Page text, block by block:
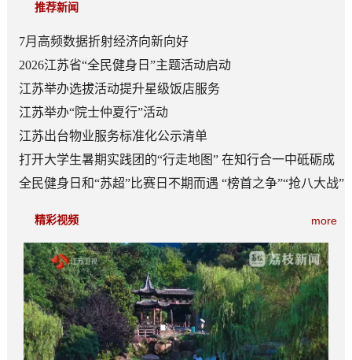
推荐新闻
7月高频数据折射经济向新向好
2026江苏省“全民健身日”主题活动启动
江苏举办选拔活动提升星级饭店服务
江苏举办“院士仲夏行”活动
江苏出台物业服务标准化公示清单
打开大学生暑期实践团的“行走地图” 在知行合一中砥砺成
长
全民健身日和“苏超”比赛日不期而遇 “榜首之争”“抢八大战”
more
精彩视频